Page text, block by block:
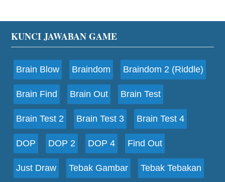
Footer
KUNCI JAWABAN GAME
Brain Blow Braindom Braindom 2 (Riddle)
Brain Find Brain Out Brain Test
Brain Test 2 Brain Test 3 Brain Test 4
DOP DOP 2 DOP 4 Find Out
Just Draw Tebak Gambar Tebak Tebakan